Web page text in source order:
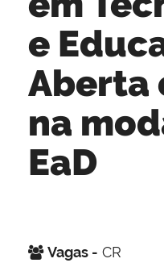
e
Aberta
na
EaD
Vagas - CR